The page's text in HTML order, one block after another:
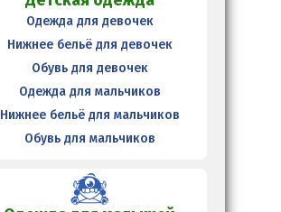
Одежда для девочек
Нижнее бельё для девочек
Обувь для девочек
Одежда для мальчиков
Нижнее бельё для мальчиков
Обувь для мальчиков